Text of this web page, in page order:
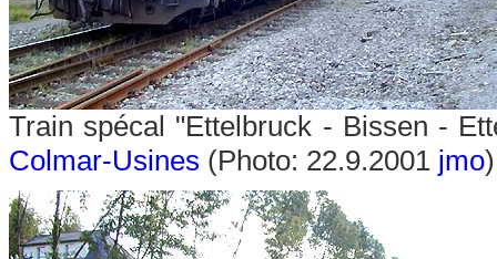
Train spécal "Ettelbruck - Bissen -
Colmar-Usines (Photo: 22.9.2001 jmo)